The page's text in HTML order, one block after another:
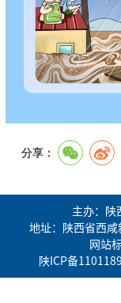
分享：
主办：陕
地址：陕西省西
网站
陕ICP备